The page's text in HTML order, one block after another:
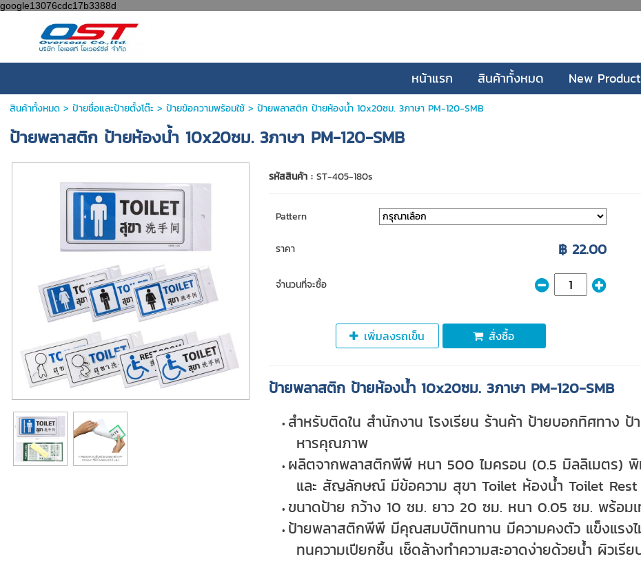
google13076cdc17b3388d
หน้าแรก สินค้าทั้งหมด New Product
สินค้าทั้งหมด> ป้ายชื่อและป้ายตั้งโต๊ะ > ป้ายข้อความพร้อมใช้> ป้ายพลาสติก ป้ายห้องน้ำ 10x20ซม. 3ภาษา PM-120-SMB
ป้ายพลาสติก ป้ายห้องน้ำ 10x20ซม. 3ภาษา PM-120-SMB
รหัสสินค้า : ST-405-180s
Pattern
ราคา ฿ 22.00
จำนวนที่จะซื้อ
เพิ่มลงรถเข็น สั่งซื้อ
ป้ายพลาสติก ป้ายห้องน้ำ 10x20ซม. 3ภาษา PM-120-SMB
สำหรับติดใน สำนักงาน โรงเรียน ร้านค้า ป้ายบอกทิศทาง
หารคุณภาพ
ผลิตจากพลาสติกพีพี หนา 500 ไมครอน (0.5 มิลลิเมตร)
และ สัญลักษณ์ มีข้อความ สุขา Toilet ห้องน้ำ Toilet Rest
ขนาดป้าย กว้าง 10 ซม. ยาว 20 ซม. หนา 0.05 ซม. พร้อม
ป้ายพลาสติกพีพี มีคุณสมบัติทนทาน มีความคงตัว แข็งแรงไ
ทนความเปียกชื้น เช็ดล้างทำความสะอาดง่ายด้วยน้ำ ผิวเรี